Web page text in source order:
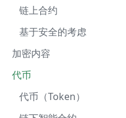
链上合约
基于安全的考虑
加密内容
代币
代币（Token）